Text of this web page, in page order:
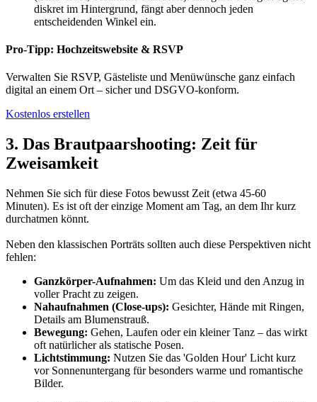
diskret im Hintergrund, fängt aber dennoch jeden
entscheidenden Winkel ein.
Pro-Tipp: Hochzeitswebsite & RSVP
Verwalten Sie RSVP, Gästeliste und Menüwünsche ganz einfach
digital an einem Ort – sicher und DSGVO-konform.
Kostenlos erstellen
3. Das Brautpaarshooting: Zeit für
Zweisamkeit
Nehmen Sie sich für diese Fotos bewusst Zeit (etwa 45-60
Minuten). Es ist oft der einzige Moment am Tag, an dem Ihr kurz
durchatmen könnt.
Neben den klassischen Porträts sollten auch diese Perspektiven nicht
fehlen:
Ganzkörper-Aufnahmen: Um das Kleid und den Anzug in
voller Pracht zu zeigen.
Nahaufnahmen (Close-ups): Gesichter, Hände mit Ringen,
Details am Blumenstrauß.
Bewegung: Gehen, Laufen oder ein kleiner Tanz – das wirkt
oft natürlicher als statische Posen.
Lichtstimmung: Nutzen Sie das 'Golden Hour' Licht kurz
vor Sonnenuntergang für besonders warme und romantische
Bilder.